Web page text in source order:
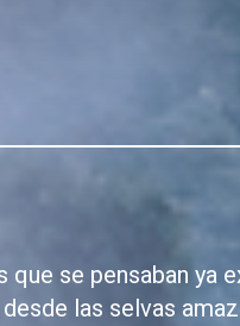
se pensaban ya
las selvas